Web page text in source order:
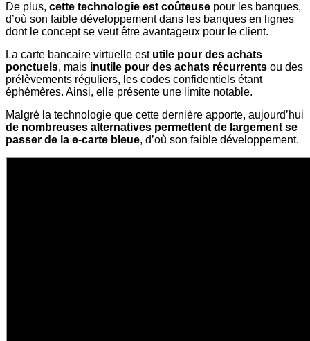
De plus, cette technologie est coûteuse pour les banques,
d’où son faible développement dans les banques en lignes
dont le concept se veut être avantageux pour le client.
La carte bancaire virtuelle est utile pour des achats
ponctuels, mais inutile pour des achats récurrents ou des
prélèvements réguliers, les codes confidentiels étant
éphémères. Ainsi, elle présente une limite notable.
Malgré la technologie que cette dernière apporte, aujourd’hui
de nombreuses alternatives permettent de largement se
passer de la e-carte bleue, d’où son faible développement.